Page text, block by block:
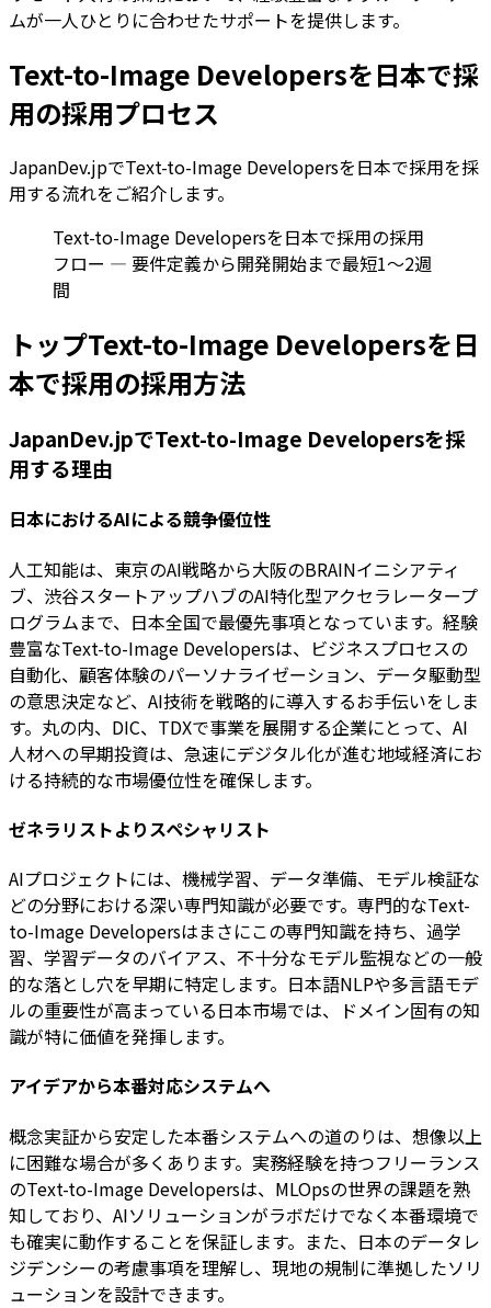
ムが一人ひとりに合わせたサポートを提供します。
Text-to-Image Developersを日本で採
用の採用プロセス
JapanDev.jpでText-to-Image Developersを日本で採用を採
用する流れをご紹介します。
Text-to-Image Developersを日本で採用の採用
フロー — 要件定義から開発開始まで最短1〜2週
間
トップText-to-Image Developersを日
本で採用の採用方法
JapanDev.jpでText-to-Image Developersを採
用する理由
日本におけるAIによる競争優位性
人工知能は、東京のAI戦略から大阪のBRAINイニシアティ
ブ、渋谷スタートアップハブのAI特化型アクセラレータープ
ログラムまで、日本全国で最優先事項となっています。経験
豊富なText-to-Image Developersは、ビジネスプロセスの
自動化、顧客体験のパーソナライゼーション、データ駆動型
の意思決定など、AI技術を戦略的に導入するお手伝いをしま
す。丸の内、DIC、TDXで事業を展開する企業にとって、AI
人材への早期投資は、急速にデジタル化が進む地域経済にお
ける持続的な市場優位性を確保します。
ゼネラリストよりスペシャリスト
AIプロジェクトには、機械学習、データ準備、モデル検証な
どの分野における深い専門知識が必要です。専門的なText-
to-Image Developersはまさにこの専門知識を持ち、過学
習、学習データのバイアス、不十分なモデル監視などの一般
的な落とし穴を早期に特定します。日本語NLPや多言語モデ
ルの重要性が高まっている日本市場では、ドメイン固有の知
識が特に価値を発揮します。
アイデアから本番対応システムへ
概念実証から安定した本番システムへの道のりは、想像以上
に困難な場合が多くあります。実務経験を持つフリーランス
のText-to-Image Developersは、MLOpsの世界の課題を熟
知しており、AIソリューションがラボだけでなく本番環境で
も確実に動作することを保証します。また、日本のデータレ
ジデンシーの考慮事項を理解し、現地の規制に準拠したソリ
ューションを設計できます。